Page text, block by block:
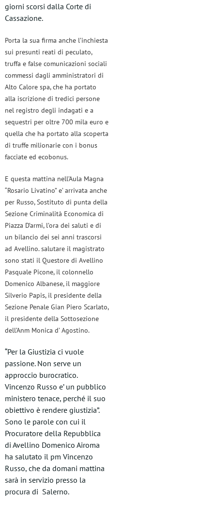
giorni scorsi dalla Corte di
Cassazione.
Porta la sua firma anche l’inchiesta
sui presunti reati di peculato,
truffa e false comunicazioni sociali
commessi dagli amministratori di
Alto Calore spa, che ha portato
alla iscrizione di tredici persone
nel registro degli indagati e a
sequestri per oltre 700 mila euro e
quella che ha portato alla scoperta
di truffe milionarie con i bonus
facciate ed ecobonus.
E questa mattina nell’Aula Magna
“Rosario Livatino” e’ arrivata anche
per Russo, Sostituto di punta della
Sezione Criminalità Economica di
Piazza D’armi, l’ora dei saluti e di
un bilancio dei sei anni trascorsi
ad Avellino. salutare il magistrato
sono stati il Questore di Avellino
Pasquale Picone, il colonnello
Domenico Albanese, il maggiore
Silverio Papis, il presidente della
Sezione Penale Gian Piero Scarlato,
il presidente della Sottosezione
dell’Anm Monica d’ Agostino.
“Per la Giustizia ci vuole
passione. Non serve un
approccio burocratico.
Vincenzo Russo e’ un pubblico
ministero tenace, perché il suo
obiettivo è rendere giustizia”.
Sono le parole con cui il
Procuratore della Repubblica
di Avellino Domenico Airoma
ha salutato il pm Vincenzo
Russo, che da domani mattina
sarà in servizio presso la
procura di Salerno.